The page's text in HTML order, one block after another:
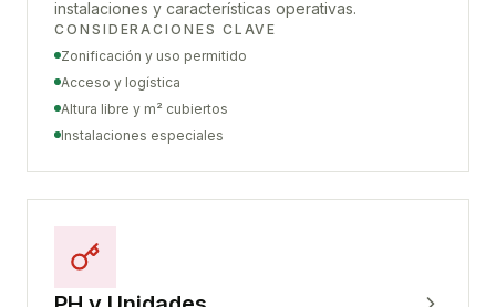
instalaciones y características operativas.
CONSIDERACIONES CLAVE
Zonificación y uso permitido
Acceso y logística
Altura libre y m² cubiertos
Instalaciones especiales